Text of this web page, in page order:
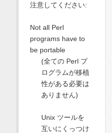
注意してください:
Not all Perl
programs have to
be portable
(全ての Perl プ
ログラムが移植
性がある必要は
ありません)
Unix ツールを
互いにくっつけ